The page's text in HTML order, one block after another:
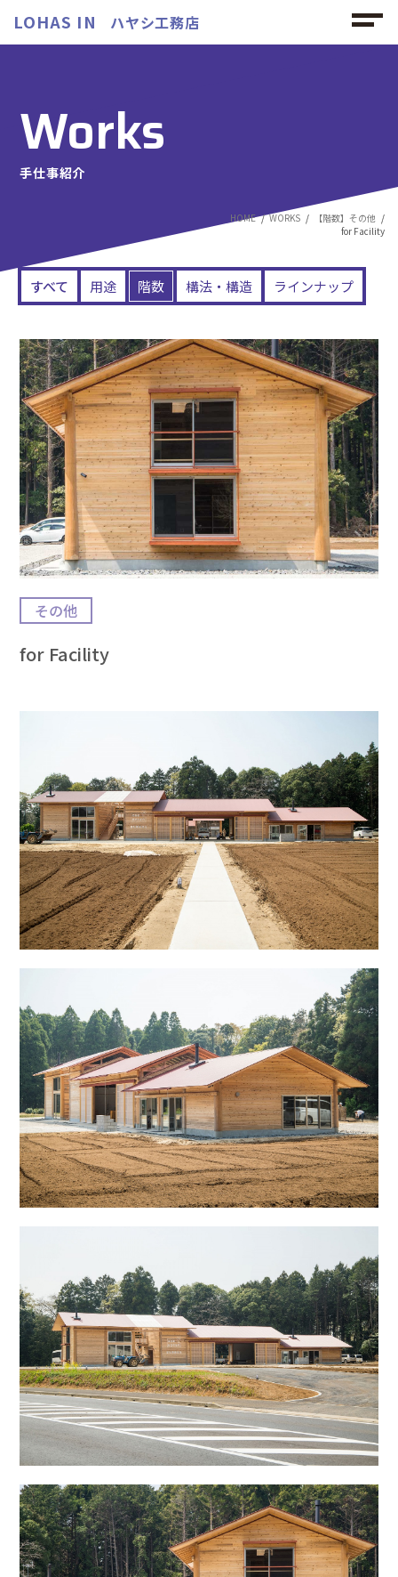
LOHAS IN ハヤシ工務店
Works
手仕事紹介
すべて 用途 階数 構法・構造 ラインナップ
HOME WORKS
【階数】その他
for Facility
その他
for Facility